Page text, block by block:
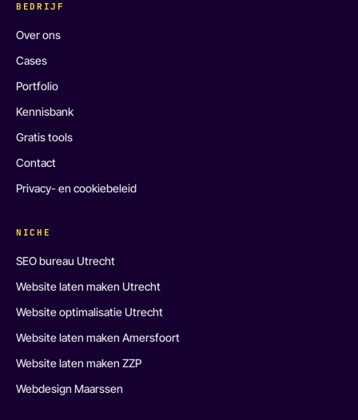
BEDRIJF
Over ons
Cases
Portfolio
Kennisbank
Gratis tools
Contact
Privacy- en cookiebeleid
NICHE
SEO bureau Utrecht
Website laten maken Utrecht
Website optimalisatie Utrecht
Website laten maken Amersfoort
Website laten maken ZZP
Webdesign Maarssen